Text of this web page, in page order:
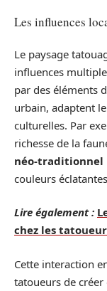
Les influences
Le paysage
influences
par des éléments
urbain, adaptent
culturelles. Par
richesse de la
néo-traditionnel
couleurs
Lire également :
chez les
Cette interaction
tatoueurs de